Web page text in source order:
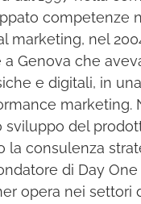
competenze
marketing, nel
a Genova che
e digitali, in
marketing.
sviluppo del
la consulenza
di Day
opera nei settori